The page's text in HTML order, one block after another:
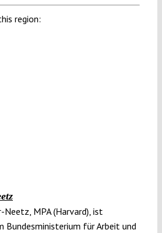
region:
Neetz, MPA (Harvard), ist
Bundesministerium für Arbeit und